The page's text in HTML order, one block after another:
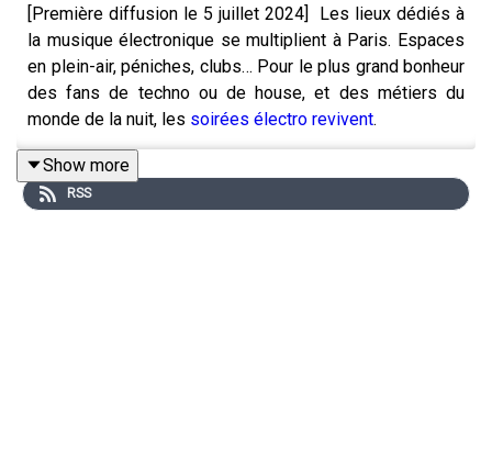
[Première diffusion le 5 juillet 2024] Les lieux dédiés à
la musique électronique se multiplient à Paris. Espaces
en plein-air, péniches, clubs… Pour le plus grand bonheur
des fans de techno ou de house, et des métiers du
monde de la nuit, les soirées électro revivent.
Elles avaient eu leur période de gloire, avec des lieux
Show more
RSS